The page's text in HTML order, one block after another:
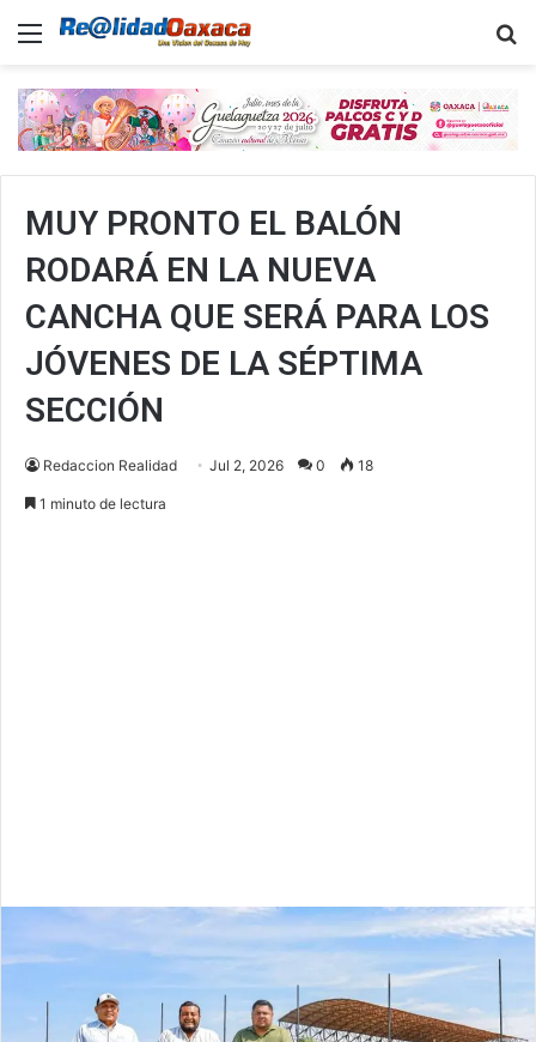
Menu
MUY PRONTO EL BALÓN
RODARÁ EN LA NUEVA
CANCHA QUE SERÁ PARA LOS
JÓVENES DE LA SÉPTIMA
SECCIÓN
Redaccion Realidad Jul 2, 2026 0 18
1 minuto de lectura